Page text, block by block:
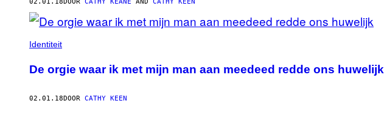
02.01.18DOOR CATHY KEANE AND CATHY KEEN
Identiteit
De orgie waar ik met mijn man aan meedeed redde ons huwelijk
02.01.18DOOR CATHY KEEN